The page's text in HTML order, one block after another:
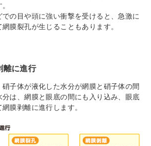
での目や頭に強い衝撃を受けると、急激に
膜裂孔が生じることもあります。
離に進行
子体が液化した水分が網膜と硝子体の間
は、網膜と眼底の間にも入り込み、眼底
膜剥離に進行します。